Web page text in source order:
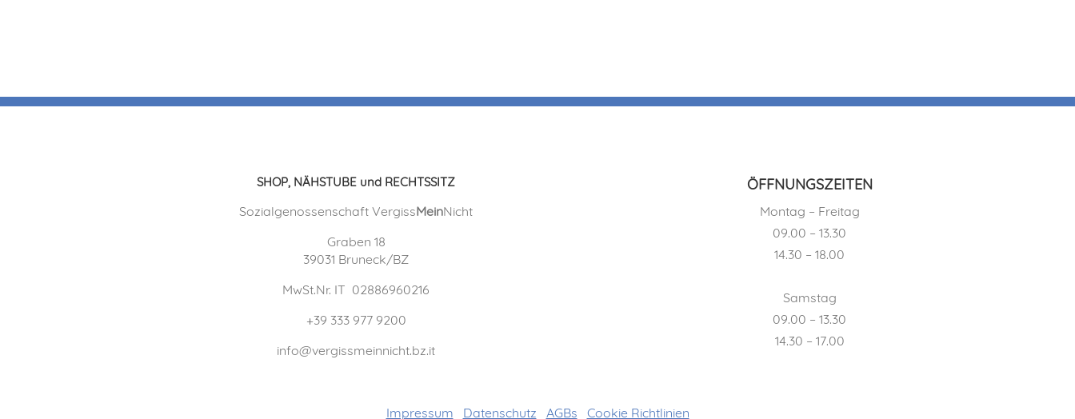
SHOP, NÄHSTUBE und RECHTSSITZ
Sozialgenossenschaft VergissMeinNicht
Graben 18
39031 Bruneck/BZ
MwSt.Nr. IT 02886960216
+39 333 977 9200
info@vergissmeinnicht.bz.it
ÖFFNUNGSZEITEN
Montag – Freitag
09.00 – 13.30
14.30 – 18.00
Samstag
09.00 – 13.30
14.30 – 17.00
Impressum Datenschutz AGBs Cookie Richtlinien